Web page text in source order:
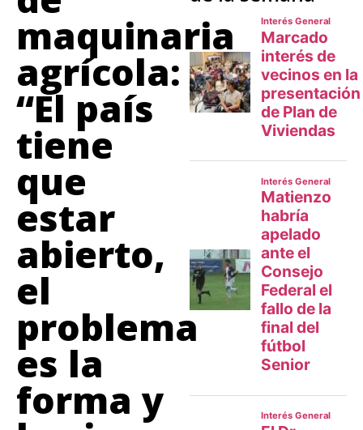
maquinaria
agrícola:
“El país
tiene
que
estar
abierto,
el
problema
es la
forma y